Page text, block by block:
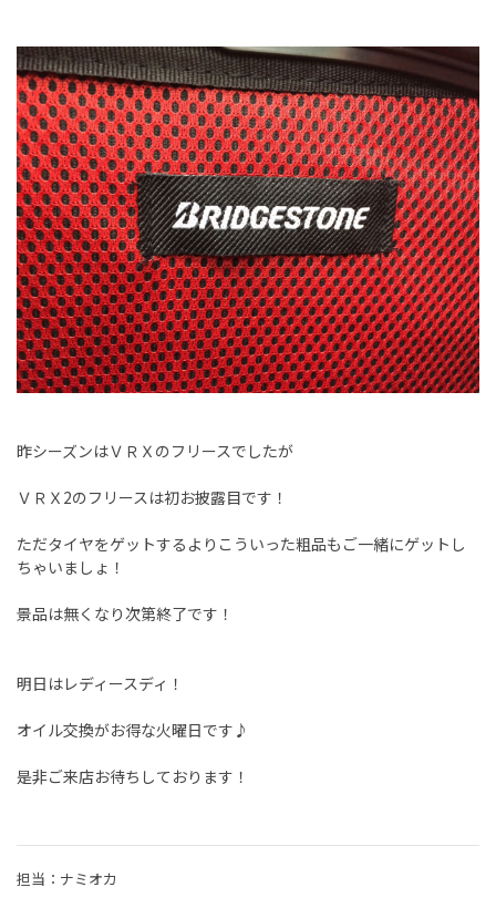
昨シーズンはＶＲＸのフリースでしたが
ＶＲＸ2のフリースは初お披露目です！
ただタイヤをゲットするよりこういった粗品もご一緒にゲットし
ちゃいましょ！
景品は無くなり次第終了です！
明日はレディースディ！
オイル交換がお得な火曜日です♪
是非ご来店お待ちしております！
担当：ナミオカ